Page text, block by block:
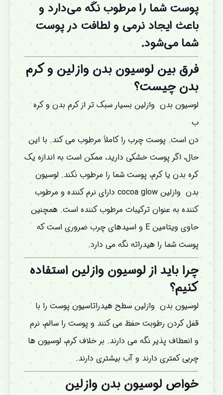
پوست شما را مرطوب نگه می‌دارد و
باعث ایجاد نرمی و لطافت در پوست
شما می‌شود.
فرق بین لوسیون بدن وازلین و کرم
بدن چیست؟
لوسیون بدن وازلین بسیار سبک تر از کرم بدن و کره
ب
دن است. پوست چرب را کاملاً مرطوب می کند. با این
حال، اگر پوست خشکی دارید، ممکن است به اندازه یک
کره بدن یا کرم، پوست شما را مرطوب نکند. لوسیون
بدن وازلین cocoa glow دارای نرم کننده و مرطوب
کننده به عنوان ترکیبات مرطوب کننده است. همچنین
حاوی ویتامین E و اسیدهای چرب ضروری است که
پوست شما را هیدراته نگه می دارد.
چرا باید از لوسیون وازلین استفاده
کنیم؟
لوسیون بدن وازلین سطح هیدراتاسیون پوست را با
قفل کردن رطوبت حفظ می کنند و پوست را سالم، نرم
و انعطاف پذیر نگه می دارند. بر خلاف کرم، لوسیون ها
چربی کمتری دارند و آب بیشتری دارند.
خواص لوسیون بدن وازلین